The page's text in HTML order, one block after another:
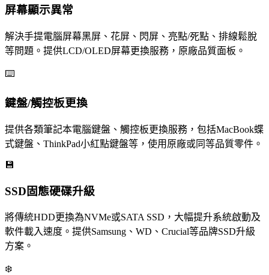
屏幕顯示異常
解決手提電腦屏幕黑屏、花屏、閃屏、亮點/死點、排線鬆脫
等問題。提供LCD/OLED屏幕更換服務，原廠品質面板。
⌨️
鍵盤/觸控板更換
提供各類筆記本電腦鍵盤、觸控板更換服務，包括MacBook蝶
式鍵盤、ThinkPad小紅點鍵盤等，使用原廠或同等品質零件。
💾
SSD固態硬碟升級
將傳統HDD更換為NVMe或SATA SSD，大幅提升系統啟動及
軟件載入速度。提供Samsung、WD、Crucial等品牌SSD升級
方案。
❄️